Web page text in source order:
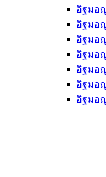
อิฐมอ
อิฐมอ
อิฐมอ
อิฐมอ
อิฐมอ
อิฐมอ
อิฐมอ